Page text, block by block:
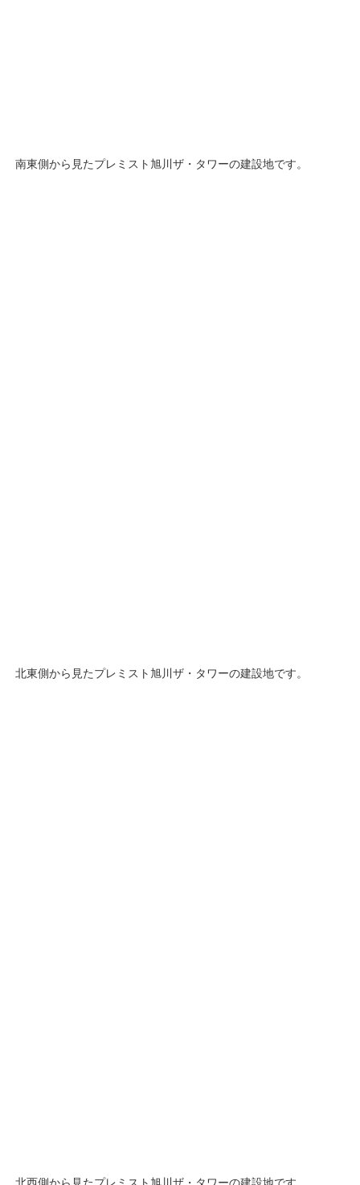
南東側から見たプレミスト旭川ザ・タワーの建設地です。
北東側から見たプレミスト旭川ザ・タワーの建設地です。
北西側から見たプレミスト旭川ザ・タワーの建設地です。